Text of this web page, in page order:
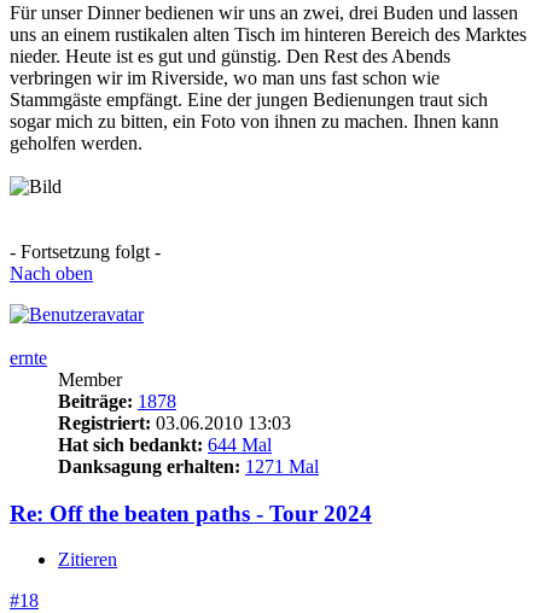
Für unser Dinner bedienen wir uns an zwei, drei Buden und lassen
uns an einem rustikalen alten Tisch im hinteren Bereich des Marktes
nieder. Heute ist es gut und günstig. Den Rest des Abends
verbringen wir im Riverside, wo man uns fast schon wie
Stammgäste empfängt. Eine der jungen Bedienungen traut sich
sogar mich zu bitten, ein Foto von ihnen zu machen. Ihnen kann
geholfen werden.
- Fortsetzung folgt -
Nach oben
ernte
Member
Beiträge: 1878
Registriert: 03.06.2010 13:03
Hat sich bedankt: 644 Mal
Danksagung erhalten: 1271 Mal
Re: Off the beaten paths - Tour 2024
Zitieren
#18